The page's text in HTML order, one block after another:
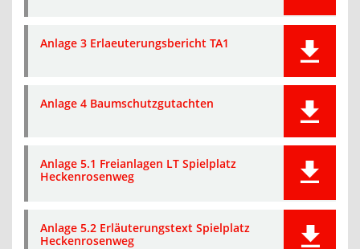
Anlage 3 Erlaeuterungsbericht TA1
Anlage 4 Baumschutzgutachten
Anlage 5.1 Freianlagen LT Spielplatz
Heckenrosenweg
Anlage 5.2 Erläuterungstext Spielplatz
Heckenrosenweg